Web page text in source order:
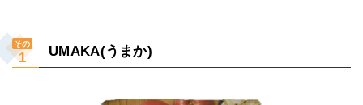
その UMAKA(うまか)